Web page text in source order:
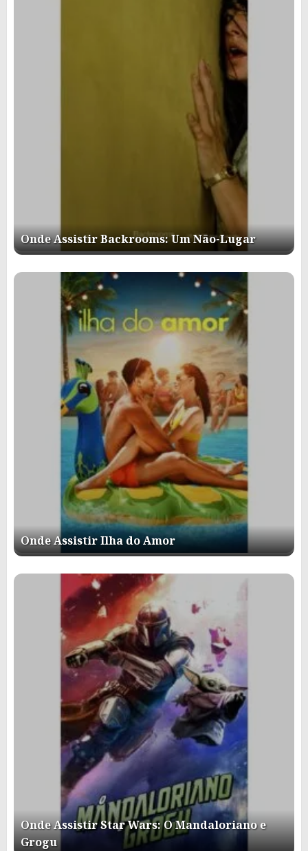
Onde Assistir Backrooms: Um Não-Lugar
Onde Assistir Ilha do Amor
Onde Assistir Star Wars: O Mandaloriano e
Grogu